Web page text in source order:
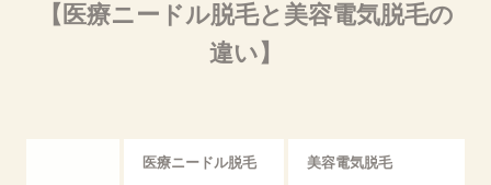
【医療ニードル脱毛と美容電気脱毛の
違い】
医療ニードル脱毛 美容電気脱毛